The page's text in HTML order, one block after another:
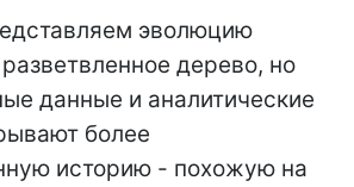
эволюцию
дерево, но
данные и аналитические
более
историю - похожую на